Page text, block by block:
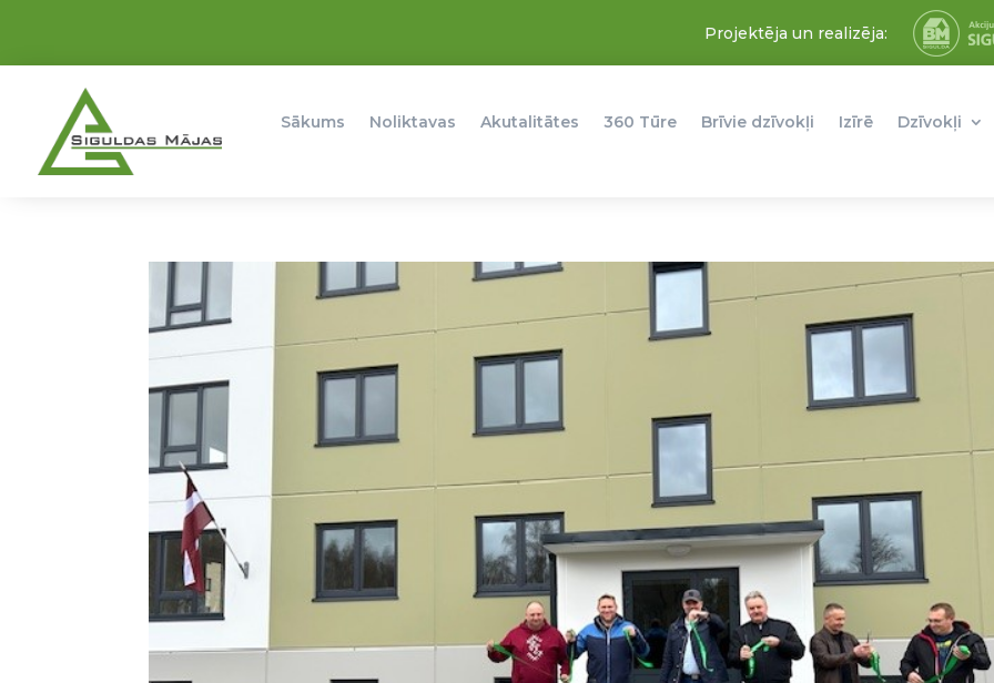
Projektēja un realizēja:
Sākums Noliktavas Akutalitātes 360 Tūre Brīvie dzīvokļi Izīrē Dzīvokļi